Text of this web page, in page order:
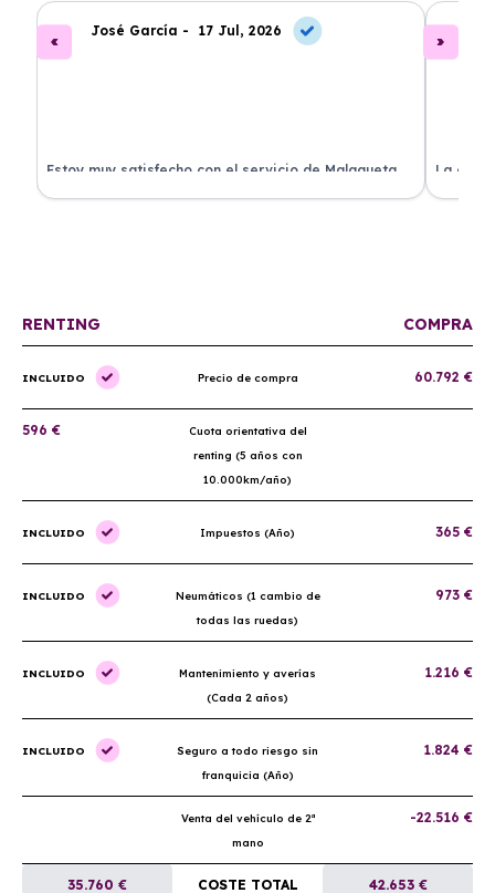
José García - 17 Jul, 2026
Estoy muy satisfecho con el servicio de Malagueta
Renting. El coche llegó en perfectas condiciones y el
La
ha
RENTING COMPRA
INCLUIDO Precio de compra 60.792 €
596 €
Cuota orientativa del
renting (5 años con
10.000km/año)
INCLUIDO Impuestos (Año) 365 €
INCLUIDO
Neumáticos (1 cambio de
todas las ruedas)
973 €
INCLUIDO
Mantenimiento y averías
(Cada 2 años)
1.216 €
INCLUIDO
Seguro a todo riesgo sin
franquicia (Año)
1.824 €
Venta del vehículo de 2ª
mano
-22.516 €
35.760 € COSTE TOTAL 42.653 €